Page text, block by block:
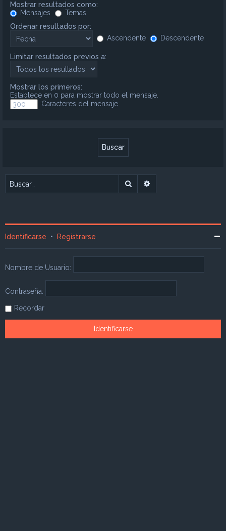
Mostrar resultados como:
Mensajes
Temas
Ordenar resultados por:
Ascendente
Descendente
Limitar resultados previos a:
Mostrar los primeros:
Establece en 0 para mostrar todo el mensaje.
Caracteres del mensaje
Buscar
Identificarse • Registrarse
Nombre de Usuario:
Contraseña:
Recordar